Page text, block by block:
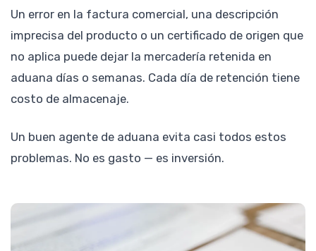
Un error en la factura comercial, una descripción
imprecisa del producto o un certificado de origen que
no aplica puede dejar la mercadería retenida en
aduana días o semanas. Cada día de retención tiene
costo de almacenaje.
Un buen agente de aduana evita casi todos estos
problemas. No es gasto — es inversión.